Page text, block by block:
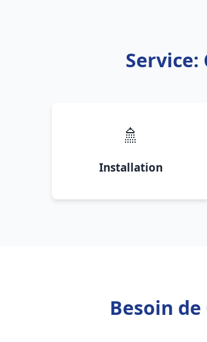
🚿
Installation
Besoin